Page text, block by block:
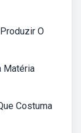
O
Matéria
Costuma